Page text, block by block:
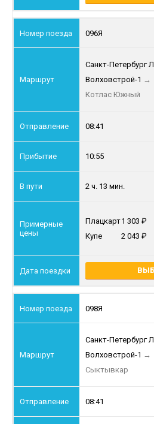
096Я
Санкт-Петербург
Волховстрой-1 →
Котлас Южный
08:41
10:55
2 ч. 13 мин.
Плацкарт1 303
Купе
2 043
098Я
Санкт-Петербург
Волховстрой-1 →
Сыктывкар
08:41